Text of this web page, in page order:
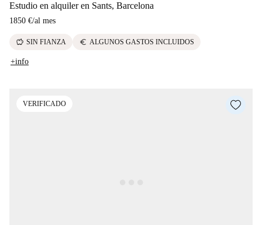
Estudio en alquiler en Sants, Barcelona
1850 €/al mes
savings SIN FIANZA euro ALGUNOS GASTOS INCLUIDOS
+info
VERIFICADO